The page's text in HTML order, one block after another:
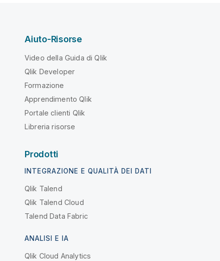
Aiuto-Risorse
Video della Guida di Qlik
Qlik Developer
Formazione
Apprendimento Qlik
Portale clienti Qlik
Libreria risorse
Prodotti
INTEGRAZIONE E QUALITÀ DEI DATI
Qlik Talend
Qlik Talend Cloud
Talend Data Fabric
ANALISI E IA
Qlik Cloud Analytics